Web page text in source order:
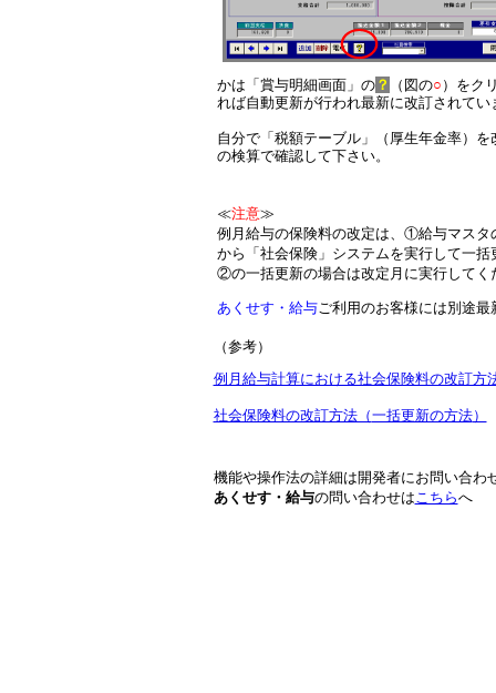
かは 「賞与明細画面」の？ （図の○ ）をク
れば自動更新が行われ最新に改訂されてい
自分で「税額テーブル」（厚生年金率）
の検算で確認して下さい。
≪注意≫
例月給与の保険料の改定は、①給与マス
から「社会保険」システムを実行して一
②の一括更新の場合は改定月に実行してく
あくせす・給与ご利用のお客様には別途
（参考）
例月給与計算における社会保険料の改訂方
社会保険料の改訂方法（一括更新の方法）
機能や操作法の詳細は開発者にお問い合わ
あくせす・給与の問い合わせはこちらへ